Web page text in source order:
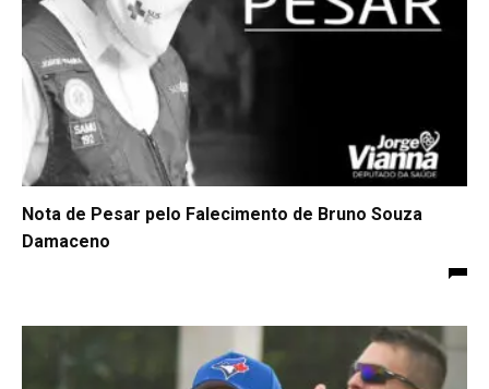
Nota de Pesar pelo Falecimento de Bruno Souza
Damaceno